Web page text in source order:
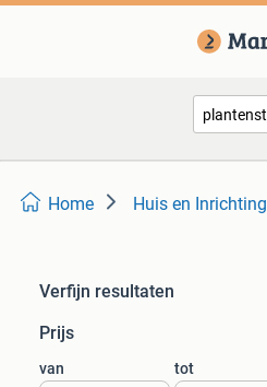
Home Huis en Inrichting
Verfijn resultaten
Prijs
van tot